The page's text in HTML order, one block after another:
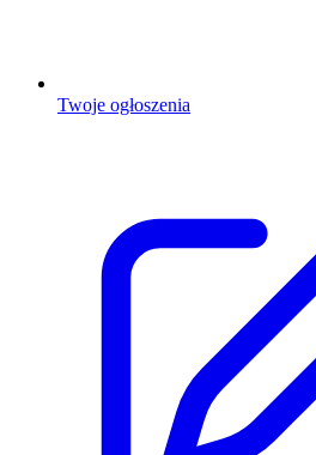
Twoje ogłoszenia